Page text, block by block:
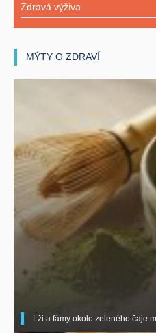
Zdravá výživa
MÝTY O ZDRAVÍ
Lži a fámy okolo zeleného čaje